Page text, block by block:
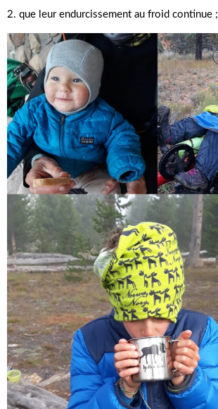
2. que leur endurcissement au froid continue ;